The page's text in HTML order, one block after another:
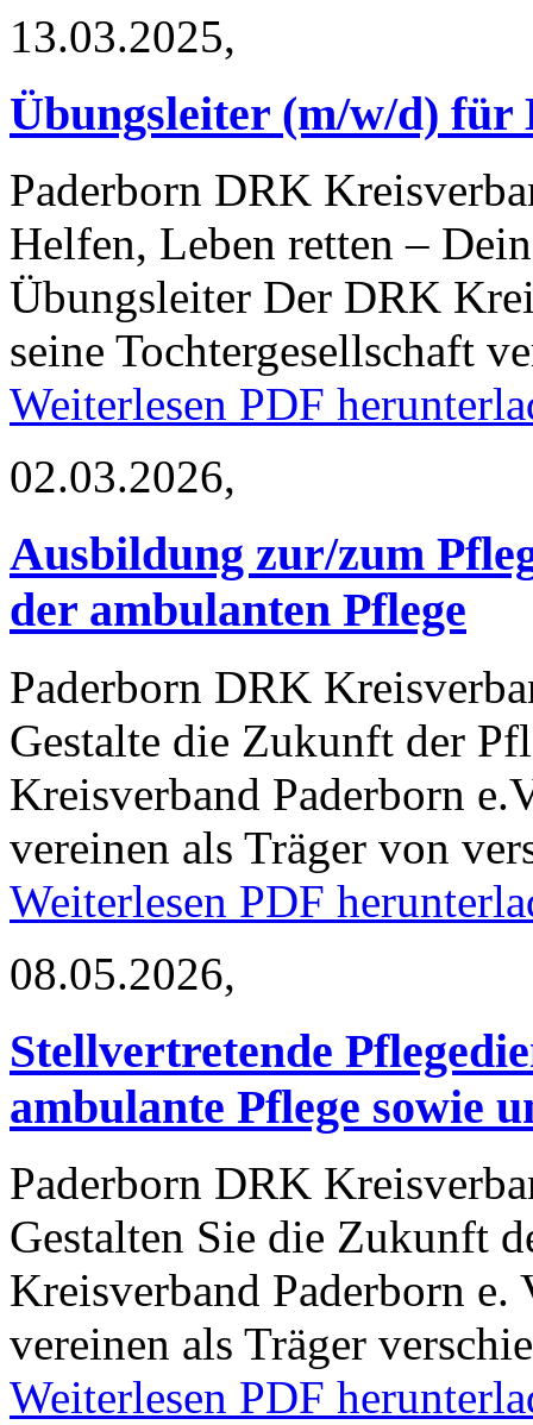
13.03.2025,
Übungsleiter (m/w/d)
Paderborn DRK
Helfen, Leben retten –
Übungsleiter Der DRK
seine Tochtergesellschaft
Weiterlesen PDF
02.03.2026,
Ausbildung zur/zum
der ambulanten Pflege
Paderborn DRK
Gestalte die Zukunft der
Kreisverband Paderborn
vereinen als Träger von
Weiterlesen PDF
08.05.2026,
Stellvertretende
ambulante Pflege sowie
Paderborn DRK
Gestalten Sie die Zukunft
Kreisverband Paderborn e.
vereinen als Träger
Weiterlesen PDF